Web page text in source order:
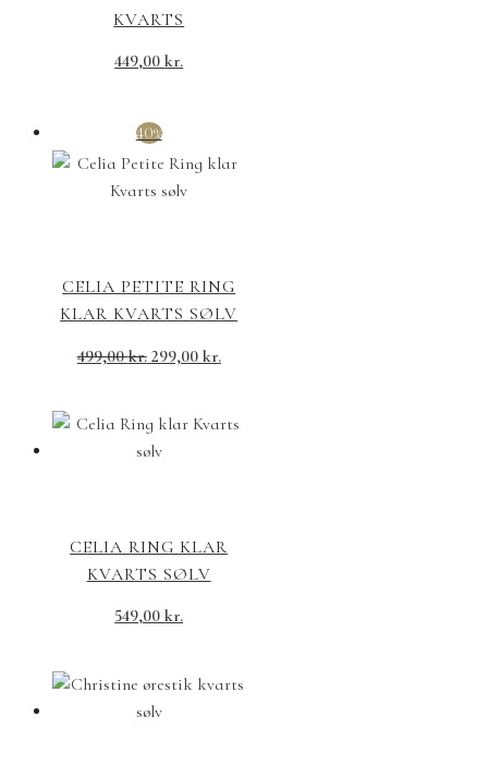
KVARTS
449,00kr.
40%
CELIA PETITE RING
KLAR KVARTS SØLV
499,00kr. 299,00 kr.
CELIA RING KLAR
KVARTS SØLV
549,00kr.